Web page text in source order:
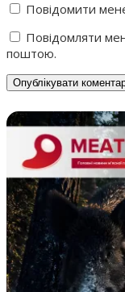
Повідомити
Повідомляти
поштою.